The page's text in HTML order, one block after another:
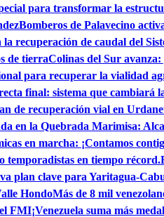
para transformar la
Bomberos de Palavecino
recuperación de caudal del
de tierraColinas del Sur
para recuperar la vialidad
final: sistema que cambiará
de recuperación vial en
en la Quebrada Marimisa:
en marcha: ¡Contamos
temporadistas en tiempo récord.
plan clave para Yaritagua-
HondoMás de 8 mil
FMI¡Venezuela suma más